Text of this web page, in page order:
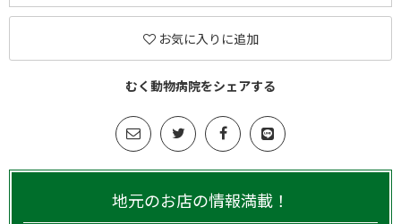
お気に入りに追加
むく動物病院をシェアする
地元のお店の情報満載！